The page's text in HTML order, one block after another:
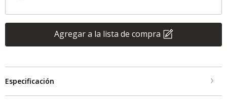
Agregar a la lista de compra
Especificación